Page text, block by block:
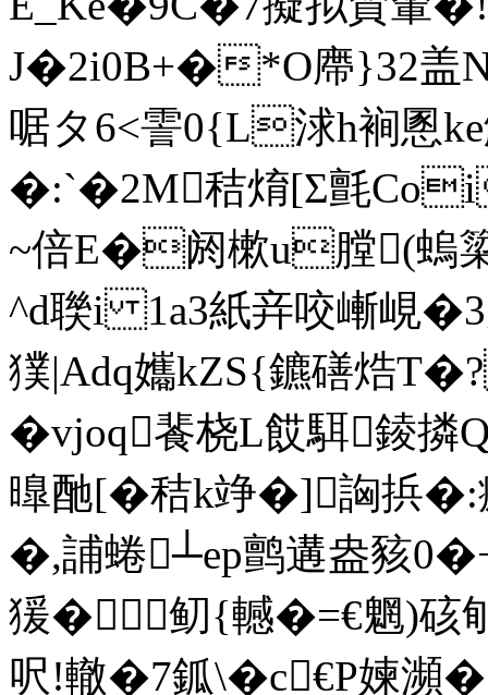
J�2i0B+�*O廗}32盖
啹タ6<霅0{L浗h裥慁
�:`�2M秸焴[Σ氈
~倍E�阏樕u膛(螐簗
^d聫i 1a3紙竎咬嶃峴�3
獛|Adq孈kZS{鑣磰焅
�vjoq餥桡L餀駬錂撛
曍酏[� 秸k竫�]詾
�,誧蜷┴ep鹯遘盎豥
猨�鱽{轗�=€魍)硋
呎!轍�7鈲\�c€P媡